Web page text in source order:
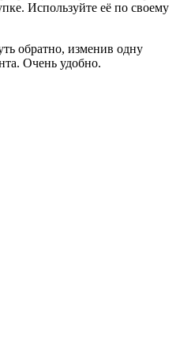
Используйте её по своему
обратно, изменив одну
Очень удобно.